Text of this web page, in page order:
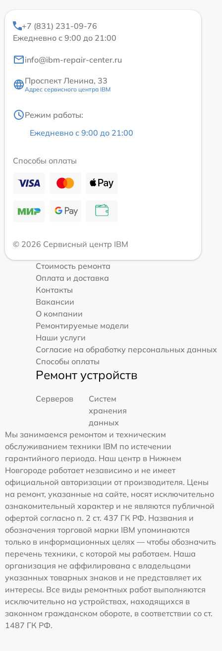
+7 (831) 231-09-76
Ежедневно с 9:00 до 21:00
info@ibm-repair-center.ru
Проспект Ленина, 33
Адрес сервисного центра IBM
Режим работы:
Ежедневно с 9:00 до 21:00
Способы оплаты
© 2026 Сервисный центр IBM
Стоимость ремонта
Оплата и доставка
Контакты
Вакансии
О компании
Ремонтируемые модели
Наши услуги
Согласие на обработку персональных данных
Способы оплаты
Ремонт устройств
Серверов
Систем
хранения
данных
Мы занимаемся ремонтом и техническим
обслуживанием техники IBM по истечении
гарантийного периода. Наш центр в Нижнем
Новгороде работает независимо и не имеет
официальной авторизации от производителя. Цены
на ремонт, указанные на сайте, носят исключительно
ознакомительный характер и не являются публичной
офертой согласно п. 2 ст. 437 ГК РФ. Названия и
обозначения торговой марки IBM упоминаются
только в информационных целях — чтобы обозначить
перечень техники, с которой мы работаем. Наша
организация не аффилирована с владельцами
указанных товарных знаков и не представляет их
интересы. Все виды ремонтных работ выполняются
исключительно на устройствах, находящихся в
законном гражданском обороте, в соответствии со ст.
1487 ГК РФ.